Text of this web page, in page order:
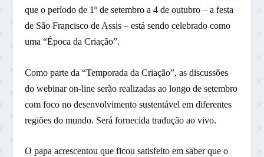
que o período de 1º de setembro a 4 de outubro – a festa
de São Francisco de Assis – está sendo celebrado como
uma “Época da Criação”.
Como parte da “Temporada da Criação”, as discussões
do webinar on-line serão realizadas ao longo de setembro
com foco no desenvolvimento sustentável em diferentes
regiões do mundo. Será fornecida tradução ao vivo.
O papa acrescentou que ficou satisfeito em saber que o